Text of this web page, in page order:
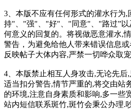
3、本版不应有任何形式的灌水行为,
持"、"强"、"好"、"同意"、"路过”以
何意义的回复的。将视做恶意灌水,
警告，为避免给他人带来错误信息
反映帖子大体内容,严禁一切哗众取
4、本版禁止相互人身攻击,无论先后
适当扣分警告,情节严重的,将交由站
的环境,注意自身素质和影响,多一些
站内短信联系斑竹,斑竹会秉公办理.